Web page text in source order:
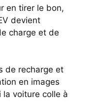
en tirer le bon,
devient
charge et de
de recharge et
en images
voiture colle à